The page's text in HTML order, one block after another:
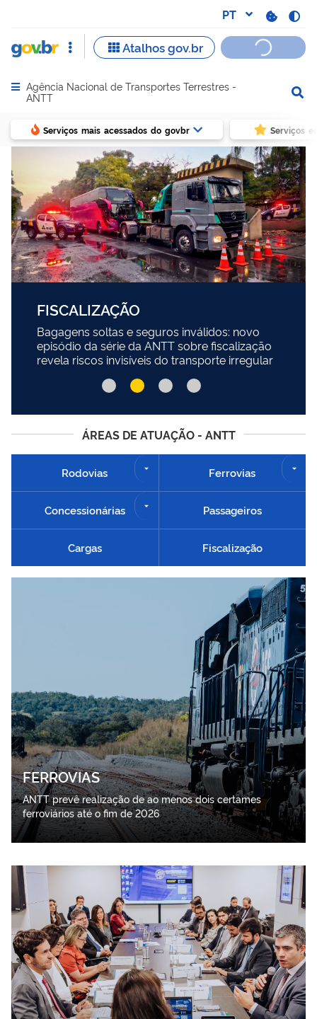
Abrir menu principal de navegação
Agência Nacional de Transportes Terrestres -
ANTT
Serviços mais acessados do govbr Serviços
FISCALIZAÇÃO
Bagagens soltas e seguros inválidos: novo
episódio da série da ANTT sobre fiscalização
revela riscos invisíveis do transporte irregular
ÁREAS DE ATUAÇÃO - ANTT
Rodovias Ferrovias
Concessionárias Passageiros
Cargas Fiscalização
FERROVIAS
ANTT prevê realização de ao menos dois certames
ferroviários até o fim de 2026